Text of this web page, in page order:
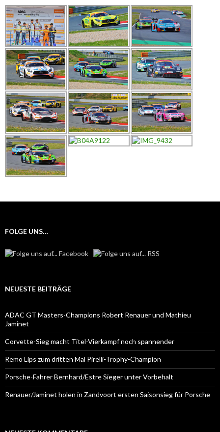
FOLGE UNS…
NEUESTE BEITRÄGE
ADAC GT Masters-Champions Robert Renauer und Mathieu
Jaminet
Corvette-Sieg macht Titel-Vierkampf noch spannender
Remo Lips zum dritten Mal Pirelli-Trophy-Champion
Porsche-Fahrer Bernhard/Estre Sieger unter Vorbehalt
Renauer/Jaminet holen in Zandvoort ersten Saisonsieg für Porsche